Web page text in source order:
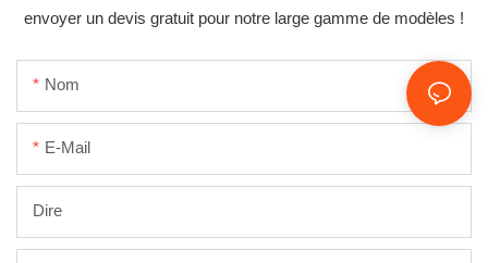
envoyer un devis gratuit pour notre large gamme de modèles !
Nom
E-Mail
Dire